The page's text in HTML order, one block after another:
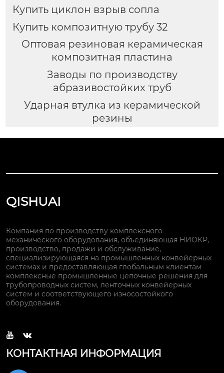
Купить циклон взрыв сопла
Купить композитную трубу 32
Оптовая резиновая керамическая
композитная пластина
Заводы по производству
абразивостойких труб
Ударная втулка из керамической
резины
QISHUAI
Компания по производству комплексного
механического оборудования, объединяющая НИОКР,
производство, продажи и обслуживание,
специализирующаяся на промышленных конвейерных
системах и предоставляющая глобальным клиентам
комплексные промышленные цепочные решения для
трубопроводных систем, ленточных конвейерных
систем и соответствующего износостойкого
оборудования.
 
КОНТАКТНАЯ ИНФОРМАЦИЯ